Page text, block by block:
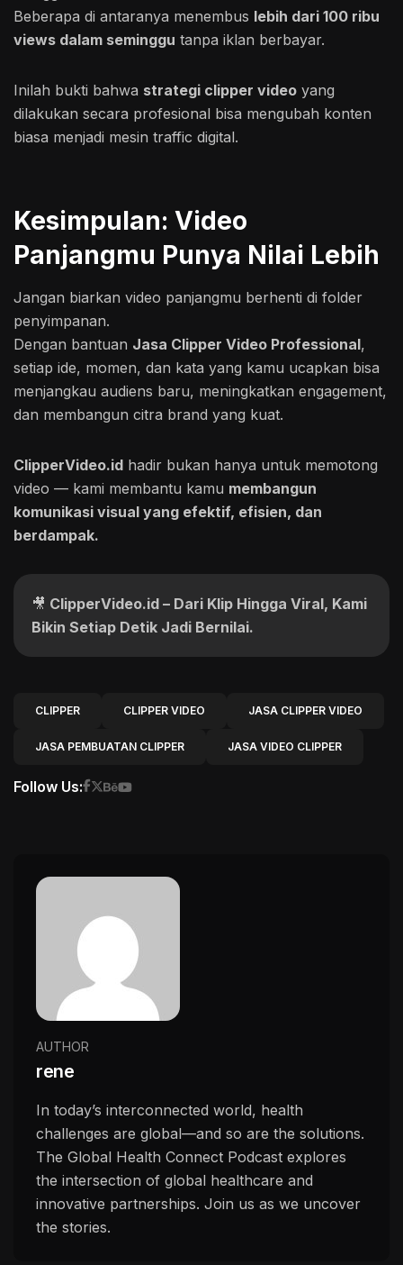
Beberapa di antaranya menembus lebih dari 100 ribu
views dalam seminggu tanpa iklan berbayar.
Inilah bukti bahwa strategi clipper video yang
dilakukan secara profesional bisa mengubah konten
biasa menjadi mesin traffic digital.
Kesimpulan: Video
Panjangmu Punya Nilai Lebih
Jangan biarkan video panjangmu berhenti di folder
penyimpanan.
Dengan bantuan Jasa Clipper Video Professional,
setiap ide, momen, dan kata yang kamu ucapkan bisa
menjangkau audiens baru, meningkatkan engagement,
dan membangun citra brand yang kuat.
ClipperVideo.id hadir bukan hanya untuk memotong
video — kami membantu kamu membangun
komunikasi visual yang efektif, efisien, dan
berdampak.
🎥 ClipperVideo.id – Dari Klip Hingga Viral, Kami
Bikin Setiap Detik Jadi Bernilai.
CLIPPER CLIPPER VIDEO JASA CLIPPER VIDEO
JASA PEMBUATAN CLIPPER JASA VIDEO CLIPPER
Follow Us:
AUTHOR
rene
In today’s interconnected world, health
challenges are global—and so are the solutions.
The Global Health Connect Podcast explores
the intersection of global healthcare and
innovative partnerships. Join us as we uncover
the stories.